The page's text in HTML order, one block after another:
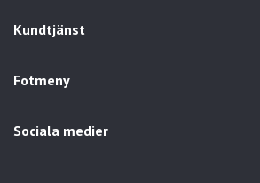
Kundtjänst
Fotmeny
Sociala medier